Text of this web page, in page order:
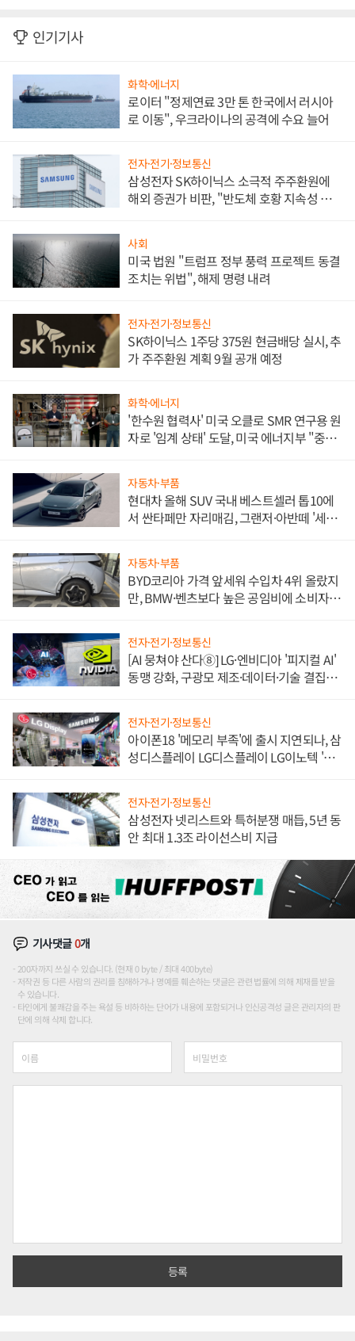
인기기사
화학·에너지
로이터 "정제연료 3만 톤 한국에서 러시아
로 이동", 우크라이나의 공격에 수요 늘어
전자·전기·정보통신
삼성전자 SK하이닉스 소극적 주주환원에
해외 증권가 비판, "반도체 호황 지속성 의
사회
미국 법원 "트럼프 정부 풍력 프로젝트 동결
조치는 위법", 해제 명령 내려
전자·전기·정보통신
SK하이닉스 1주당 375원 현금배당 실시, 추
가 주주환원 계획 9월 공개 예정
화학·에너지
'한수원 협력사' 미국 오클로 SMR 연구용 원
자로 '임계 상태' 도달, 미국 에너지부 "중요
자동차·부품
현대차 올해 SUV 국내 베스트셀러 톱10에
서 싼타페만 자리매김, 그랜저·아반떼 '세단
자동차·부품
BYD코리아 가격 앞세워 수입차 4위 올랐지
만, BMW·벤츠보다 높은 공임비에 소비자
전자·전기·정보통신
[AI 뭉쳐야 산다⑧] LG·엔비디아 '피지컬 AI'
동맹 강화, 구광모 제조·데이터·기술 결집
전자·전기·정보통신
아이폰18 '메모리 부족'에 출시 지연되나, 삼
성디스플레이 LG디스플레이 LG이노텍 '탈
전자·전기·정보통신
삼성전자 넷리스트와 특허분쟁 매듭, 5년 동
안 최대 1.3조 라이선스비 지급
기사댓글0개
200자까지 쓰실 수 있습니다. (현재 0 byte / 최대 400byte)
저작권 등 다른 사람의 권리를 침해하거나 명예를 훼손하는 댓글은 관련 법률에 의해 제재를 받을
수 있습니다.
타인에게 불쾌감을 주는 욕설 등 비하하는 단어가 내용에 포함되거나 인신공격성 글은 관리자의 판
단에 의해 삭제 합니다.